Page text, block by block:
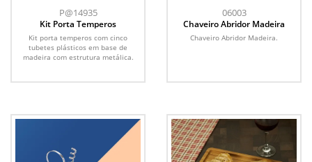
P@14935
Kit Porta Temperos
Kit porta temperos com cinco
tubetes plásticos em base de
madeira com estrutura metálica.
06003
Chaveiro Abridor Madeira
Chaveiro Abridor Madeira.